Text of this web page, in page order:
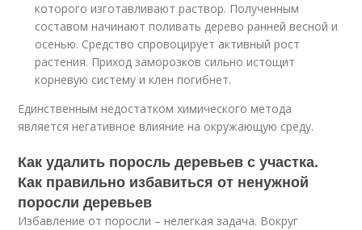
которого изготавливают раствор. Полученным
составом начинают поливать дерево ранней весной и
осенью. Средство спровоцирует активный рост
растения. Приход заморозков сильно истощит
корневую систему и клен погибнет.
Единственным недостатком химического метода
является негативное влияние на окружающую среду.
Как удалить поросль деревьев с участка.
Как правильно избавиться от ненужной
поросли деревьев
Избавление от поросли – нелегкая задача. Вокруг